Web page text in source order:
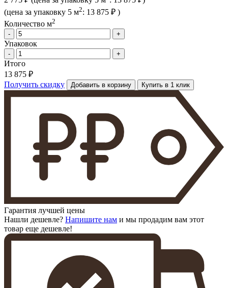
(цена за упаковку 5 м2: 13 875 ₽ )
Количество м2
-
+
Упаковок
- +
Итого
13 875 ₽
Получить скидку
Добавить в корзину Купить в 1 клик
Гарантия лучшей цены
Нашли дешевле? Напишите нам и мы продадим вам этот
товар еще дешевле!